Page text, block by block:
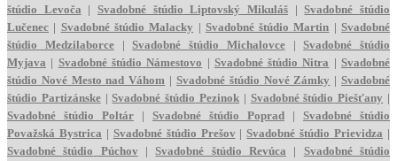
štúdio Levoča |Svadobné štúdio Liptovský Mikuláš |Svadobné štúdio
Lučenec | Svadobné štúdio Malacky | Svadobné štúdio Martin |Svadobné
štúdio Medzilaborce|Svadobné štúdio Michalovce|Svadobné štúdio
Myjava | Svadobné štúdio Námestovo | Svadobné štúdio Nitra |Svadobné
štúdio Nové Mesto nad Váhom | Svadobné štúdio Nové Zámky |Svadobné
štúdio Partizánske|Svadobné štúdio Pezinok | Svadobné štúdio Piešťany |
Svadobné štúdio Poltár | Svadobné štúdio Poprad | Svadobné štúdio
Považská Bystrica | Svadobné štúdio Prešov|Svadobné štúdio Prievidza |
Svadobné štúdio Púchov|Svadobné štúdio Revúca | Svadobné štúdio